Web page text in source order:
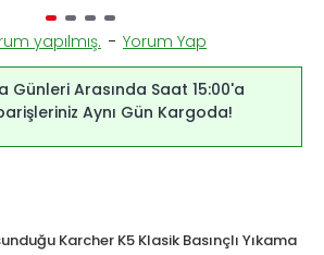
Günleri Arasında Saat 15:00'a
Aynı Gün Kargoda!
yapılmış. - Yorum Yap
Karcher K5 Klasik Basınçlı Yıkama